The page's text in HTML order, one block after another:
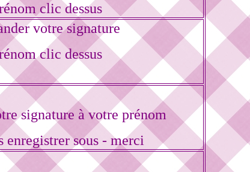
clic dessus
votre signature
clic dessus
signature à votre prénom
enregistrer sous - merci